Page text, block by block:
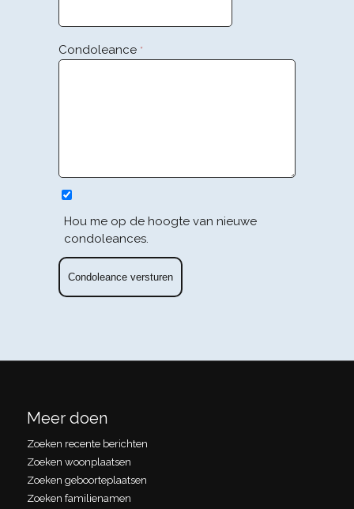
Condoleance *
Hou me op de hoogte van nieuwe
condoleances.
Meer doen
Zoeken recente berichten
Zoeken woonplaatsen
Zoeken geboorteplaatsen
Zoeken familienamen